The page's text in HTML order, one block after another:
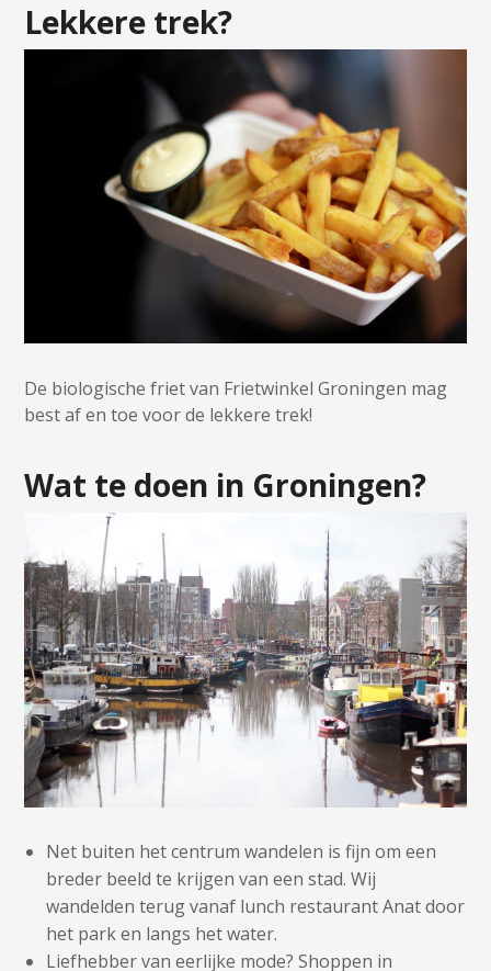
Lekkere trek?
De biologische friet van Frietwinkel Groningen mag
best af en toe voor de lekkere trek!
Wat te doen in Groningen?
Net buiten het centrum wandelen is fijn om een
breder beeld te krijgen van een stad. Wij
wandelden terug vanaf lunch restaurant Anat door
het park en langs het water.
Liefhebber van eerlijke mode? Shoppen in